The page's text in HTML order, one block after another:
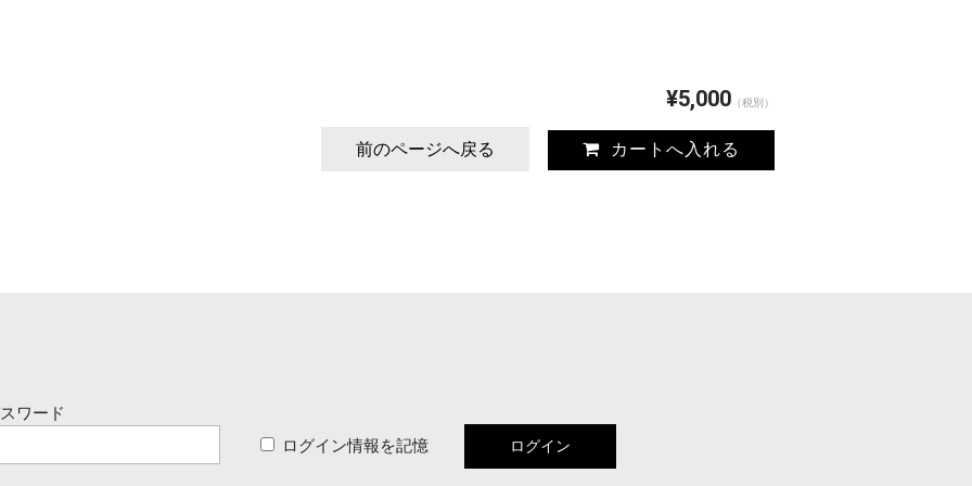
¥5,000 （税別）
前のページへ戻る
ワード
ログイン情報を記憶